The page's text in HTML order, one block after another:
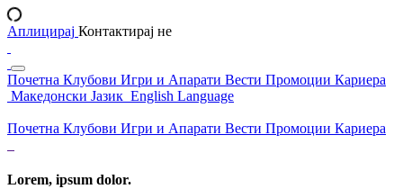
Аплицирај Контактирај не
Почетна Клубови Игри и Апарати Вести Промоции Кариера
Македонски Јазик English Language
Почетна Клубови Игри и Апарати Вести Промоции Кариера
Lorem, ipsum dolor.